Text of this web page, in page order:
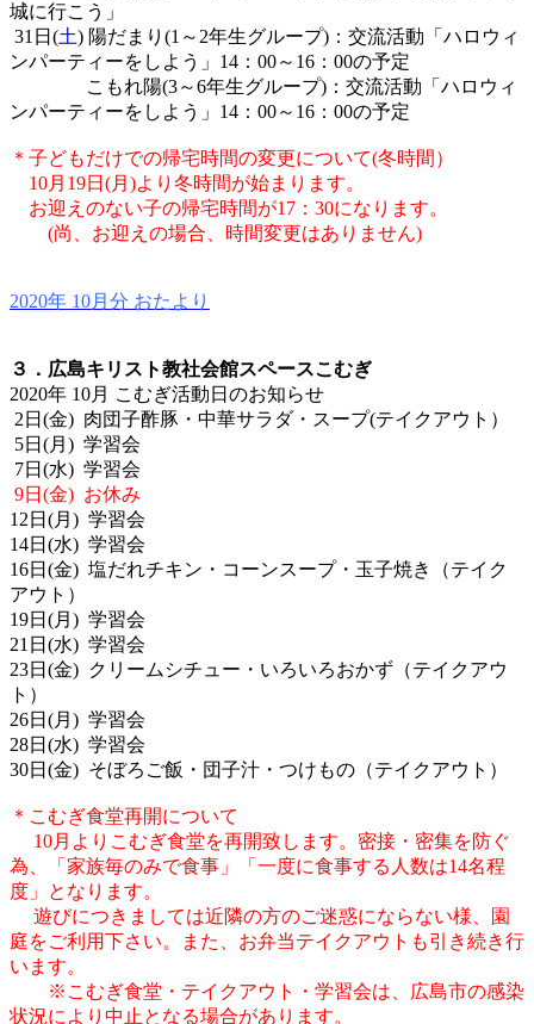
城に行こう」
31日(土) 陽だまり(1～2年生グループ)：交流活動「ハロウィ
ンパーティーをしよう」14：00～16：00の予定
こもれ陽(3～6年生グループ)：交流活動「ハロウィ
ンパーティーをしよう」14：00～16：00の予定
＊子どもだけでの帰宅時間の変更について(冬時間）
10月19日(月)より冬時間が始まります。
お迎えのない子の帰宅時間が17：30になります。
(尚、お迎えの場合、時間変更はありません)
2020年 10月分 おたより
３．広島キリスト教社会館スペースこむぎ
2020年 10月 こむぎ活動日のお知らせ
2日(金) 肉団子酢豚・中華サラダ・スープ(テイクアウト）
5日(月) 学習会
7日(水) 学習会
9日(金) お休み
12日(月) 学習会
14日(水) 学習会
16日(金) 塩だれチキン・コーンスープ・玉子焼き（テイク
アウト）
19日(月) 学習会
21日(水) 学習会
23日(金) クリームシチュー・いろいろおかず（テイクアウ
ト）
26日(月) 学習会
28日(水) 学習会
30日(金) そぼろご飯・団子汁・つけもの（テイクアウト）
＊こむぎ食堂再開について
10月よりこむぎ食堂を再開致します。密接・密集を防ぐ
為、「家族毎のみで食事」「一度に食事する人数は14名程
度」となります。
遊びにつきましては近隣の方のご迷惑にならない様、園
庭をご利用下さい。また、お弁当テイクアウトも引き続き行
います。
※こむぎ食堂・テイクアウト・学習会は、広島市の感染
状況により中止となる場合があります。